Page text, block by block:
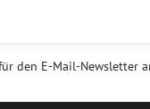
den E-Mail-Newsletter